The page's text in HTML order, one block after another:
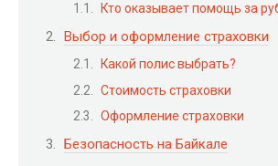
Кто оказывает помощь за
Выбор и оформление страховки
Какой полис выбрать?
Стоимость страховки
Оформление страховки
Безопасность на Байкале